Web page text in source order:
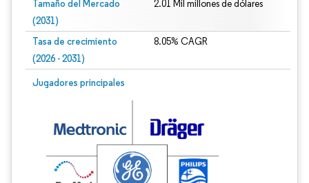
Tamaño del Mercado
(2031)
2.01 Mil millones de dólares
Tasa de crecimiento
(2026 - 2031)
8.05% CAGR
Jugadores principales
Imagen © Mordor Intelligence. El uso requiere atribución según CC BY 4.0.